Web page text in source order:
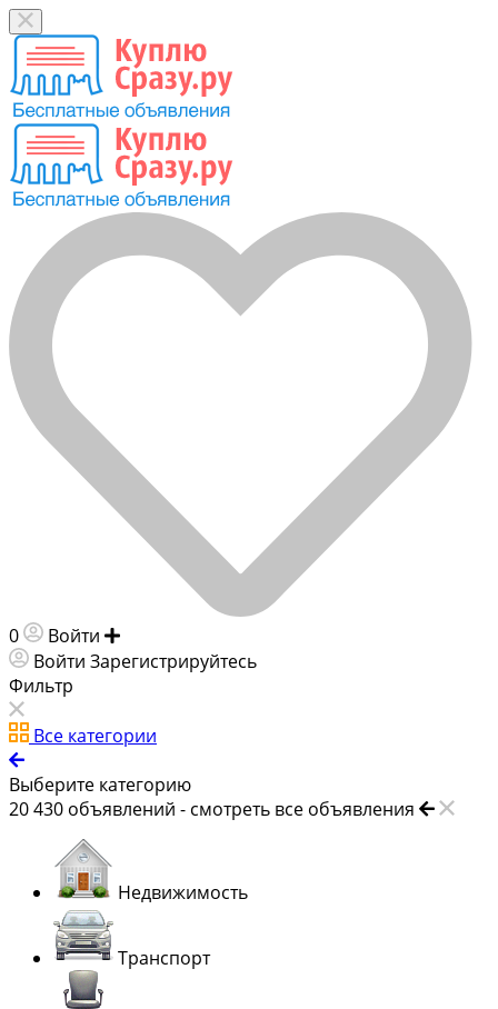
0 Войти
Войти Зарегистрируйтесь
Фильтр
Все категории
Выберите категорию
20 430 объявлений - смотреть все объявления
Недвижимость
Транспорт